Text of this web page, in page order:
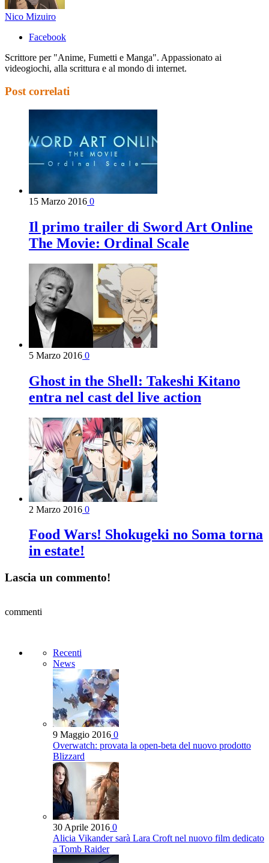
Nico Mizuiro
Facebook
Scrittore per "Anime, Fumetti e Manga". Appassionato ai
videogiochi, alla scrittura e al mondo di internet.
Post correlati
15 Marzo 2016 0
Il primo trailer di Sword Art Online
The Movie: Ordinal Scale
5 Marzo 2016 0
Ghost in the Shell: Takeshi Kitano
entra nel cast del live action
2 Marzo 2016 0
Food Wars! Shokugeki no Soma torna
in estate!
Lascia un commento!
commenti
Recenti
News
9 Maggio 2016 0
Overwatch: provata la open-beta del nuovo prodotto
Blizzard
30 Aprile 2016 0
Alicia Vikander sarà Lara Croft nel nuovo film dedicato
a Tomb Raider